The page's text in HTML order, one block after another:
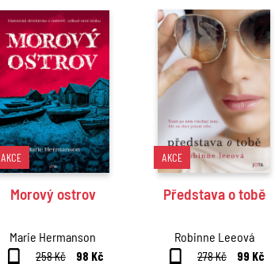
AKCE
Morový ostrov
Marie Hermanson
258 Kč
98 Kč
AKCE
Představa o tobě
Robinne Leeová
278 Kč
99 Kč